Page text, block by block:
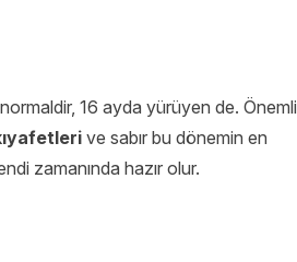
16 ayda yürüyen de. Önemli
ve sabır bu dönemin en
zamanında hazır olur.